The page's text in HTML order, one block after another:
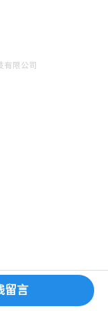
有限公司
留言